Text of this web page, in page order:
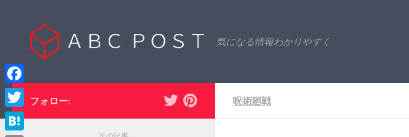
気になる情報わかりやすく
呪術廻戦
フォロー:
Facebook
Twitter